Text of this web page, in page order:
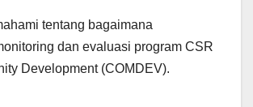
tentang bagaimana
dan evaluasi program CSR
Development (COMDEV).